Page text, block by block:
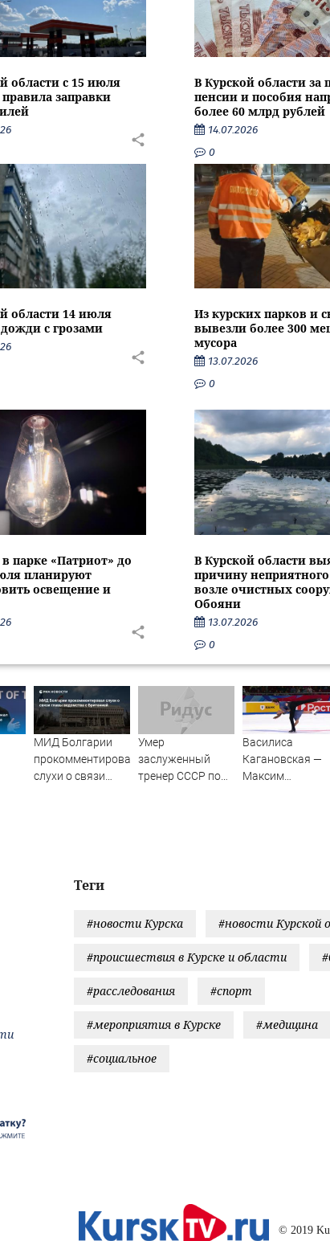
области с 15 июля
заправки
В Курской области за
пенсии и пособия
более 60 млрд рублей
14.07.2026
0
области 14 июля
с грозами
Из курских парков и
вывезли более 300
мусора
13.07.2026
0
парке «Патриот» до
планируют
освещение и
В Курской области
причину неприятного
возле очистных
Обояни
13.07.2026
0
МИД Болгарии
прокомментировал
слухи о связи
Умер
заслуженный
тренер СССР по
Василиса
Кагановская —
Максим
Теги
#новости Курска #новости Курской
#происшествия в Курске и области
#расследования #спорт
#мероприятия в Курске #медицина
#социальное
© 2019